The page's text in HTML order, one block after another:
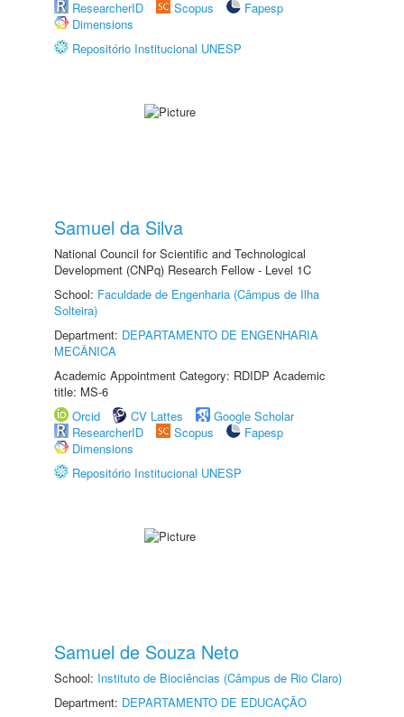
ResearcherID
Scopus
Fapesp
Dimensions
Repositório Institucional UNESP
Samuel da Silva
National Council for Scientific and Technological
Development (CNPq) Research Fellow - Level 1C
School: Faculdade de Engenharia (Câmpus de Ilha
Solteira)
Department: DEPARTAMENTO DE ENGENHARIA
MECÂNICA
Academic Appointment Category: RDIDP Academic
title: MS-6
Orcid
CV Lattes
Google Scholar
ResearcherID
Scopus
Fapesp
Dimensions
Repositório Institucional UNESP
Samuel de Souza Neto
School: Instituto de Biociências (Câmpus de Rio Claro)
Department: DEPARTAMENTO DE EDUCAÇÃO